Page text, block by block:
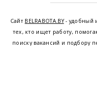
Сайт BELRABOTA.BY- удобный
тех, кто ищет работу,
поиску вакансий и подбору